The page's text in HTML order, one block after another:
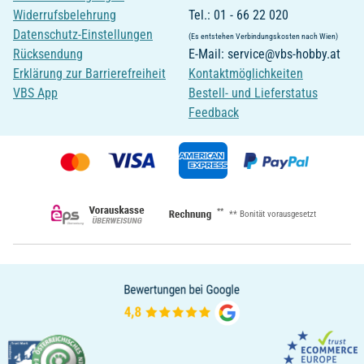
Widerrufsbelehrung
Datenschutz-Einstellungen
Rücksendung
Erklärung zur Barrierefreiheit
VBS App
Tel.: 01 - 66 22 020
(Es entstehen Verbindungskosten nach Wien)
E-Mail: service@vbs-hobby.at
Kontaktmöglichkeiten
Bestell- und Lieferstatus
Feedback
** ** Bonität vorausgesetzt